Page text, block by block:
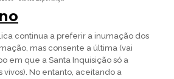
continua a preferir a inumação dos
mas consente a última (vai
em que a Santa Inquisição só a
vivos). No entanto, aceitando a